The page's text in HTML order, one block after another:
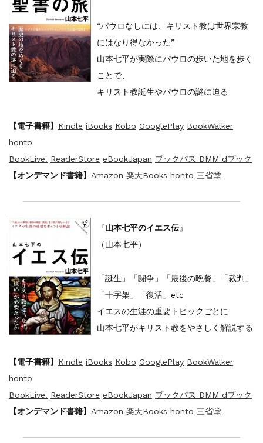
“パウロなしには、キリスト教は世界宗教
にはなり得なかった”
山本七平が実際にパウロの歩いた地を歩く
ことで、
キリスト教誕生やパウロの謎に迫る
【電子書籍】 Kindle iBooks Kobo GooglePlay BookWalker
honto
BookLive! ReaderStore eBookJapan ブックパス DMM dブック
【オンデマンド書籍】 Amazon 楽天Books honto 三省堂
『山本七平のイエス伝』
（山本七平）
「誕生」「闘争」「最後の晩餐」「裁判」
「十字架」「復活」etc
イエスの生涯の重要トピックごとに
山本七平がキリスト教をやさしく解説する
【電子書籍】 Kindle iBooks Kobo GooglePlay BookWalker
honto
BookLive! ReaderStore eBookJapan ブックパス DMM dブック
【オンデマンド書籍】 Amazon 楽天Books honto 三省堂